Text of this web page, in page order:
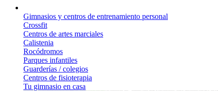
Gimnasios y centros de entrenamiento personal
Crossfit
Centros de artes marciales
Calistenia
Rocódromos
Parques infantiles
Guarderías / colegios
Centros de fisioterapia
Tu gimnasio en casa